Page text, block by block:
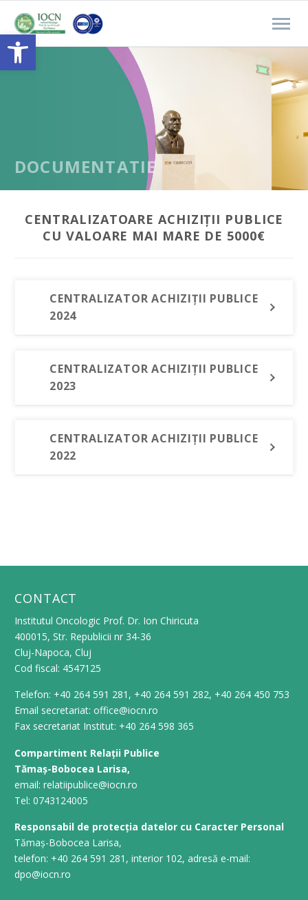
Open toolbar
DOCUMENTATIE
CENTRALIZATOARE ACHIZIȚII PUBLICE
CU VALOARE MAI MARE DE 5000€
CENTRALIZATOR ACHIZIȚII PUBLICE
2024
CENTRALIZATOR ACHIZIȚII PUBLICE
2023
CENTRALIZATOR ACHIZIȚII PUBLICE
2022
CONTACT
Institutul Oncologic Prof. Dr. Ion Chiricuta
400015, Str. Republicii nr 34-36
Cluj-Napoca, Cluj
Cod fiscal: 4547125
Telefon: +40 264 591 281, +40 264 591 282, +40 264 450 753
Email secretariat: office@iocn.ro
Fax secretariat Institut: +40 264 598 365
Compartiment Relații Publice
Tămaș-Bobocea Larisa,
email: relatiipublice@iocn.ro
Tel: 0743124005
Responsabil de protecția datelor cu Caracter Personal
Tămaș-Bobocea Larisa,
telefon: +40 264 591 281, interior 102, adresă e-mail:
dpo@iocn.ro